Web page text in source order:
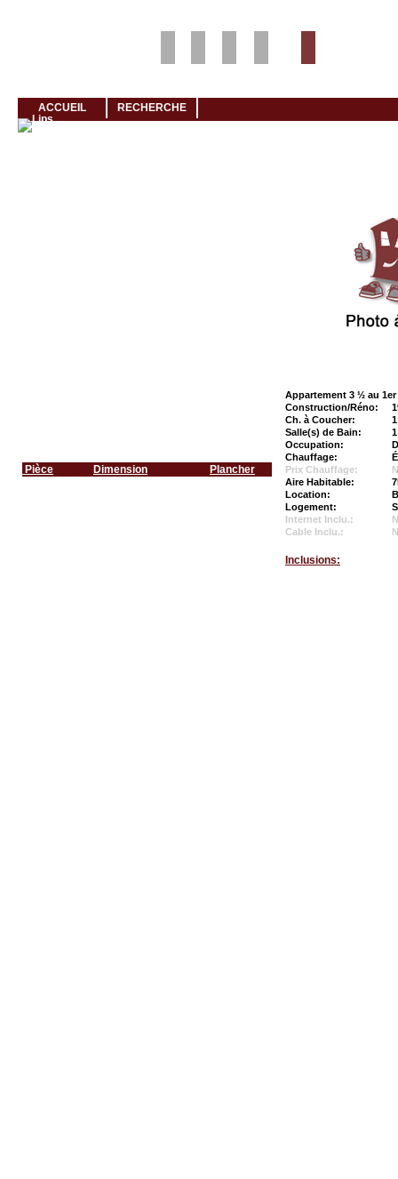
ACCUEIL RECHERCHE
Pièce Dimension Plancher
Appartement 3 ½ au 1er
Construction/Réno:
Ch. à Coucher:
1
Salle(s) de Bain:
1
Occupation:
Chauffage:
Prix Chauffage:
Aire Habitable:
Location:
Logement:
Internet Inclu.:
Cable Inclu.:
Inclusions: